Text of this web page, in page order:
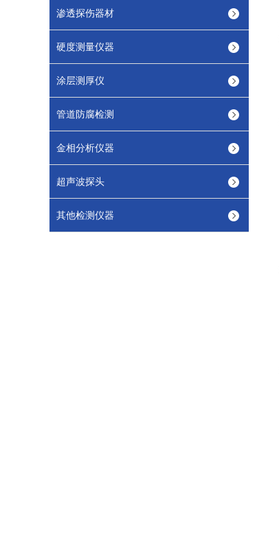
渗透探伤器材
硬度测量仪器
涂层测厚仪
管道防腐检测
金相分析仪器
超声波探头
其他检测仪器